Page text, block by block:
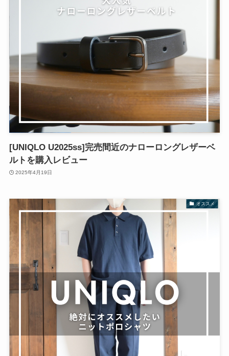
[UNIQLO U2025ss]完売間近のナローロングレザーベ
ルトを購入レビュー
2025年4月19日
オススメ